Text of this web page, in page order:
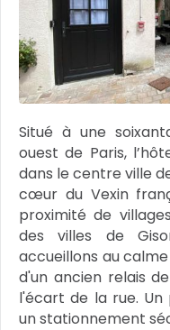
Situé à une
ouest de Paris,
dans le centre ville
cœur du Vexin
proximité de
des villes de
accueillons au
d'un ancien relais
l'écart de la rue.
un stationnement